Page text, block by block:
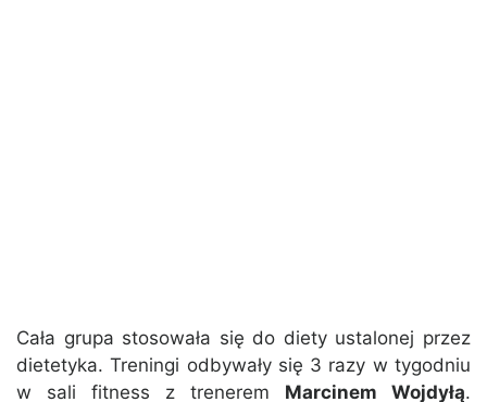
Cała grupa stosowała się do diety ustalonej przez
dietetyka. Treningi odbywały się 3 razy w tygodniu
w sali fitness z trenerem Marcinem Wojdyłą.